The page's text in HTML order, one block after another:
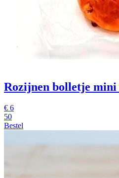
Rozijnen bolletje mini
€ 6
50
Bestel